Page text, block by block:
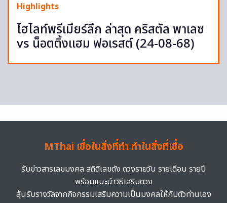
Highlights
ไฮไลท์พรีเมียร์ลีก ล่าสุด คริสตัล พาเลซ
vs น็อตติ้งแฮม ฟอเรสต์ (24-08-68)
MThai เชื่อในสิ่งที่ทำ ทำในสิ่งที่เชื่อ
รับข่าวสารเลขมงคล สถิติเลขดัง ดวงรายวัน รายเดือน รายปี
พร้อมแนะนำวิธีเสริมดวง
ลุ้นรับรางวัลจากกิจกรรมเสริมความเป็นมงคลให้กับตัวท่านเอง